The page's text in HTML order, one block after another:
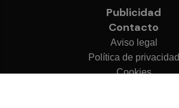
Publicidad
Contacto
Aviso legal
Política de privacidad
Cookies